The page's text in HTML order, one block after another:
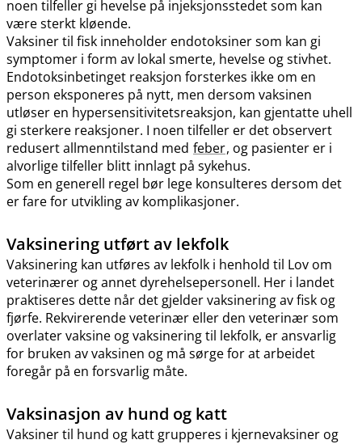
noen tilfeller gi hevelse på injeksjonsstedet som kan
være sterkt kløende.
Vaksiner til fisk inneholder endotoksiner som kan gi
symptomer i form av lokal smerte, hevelse og stivhet.
Endotoksinbetinget reaksjon forsterkes ikke om en
person eksponeres på nytt, men dersom vaksinen
utløser en hypersensitivitetsreaksjon, kan gjentatte uhell
gi sterkere reaksjoner. I noen tilfeller er det observert
redusert allmenntilstand med feber, og pasienter er i
alvorlige tilfeller blitt innlagt på sykehus.
Som en generell regel bør lege konsulteres dersom det
er fare for utvikling av komplikasjoner.
Vaksinering utført av lekfolk
Vaksinering kan utføres av lekfolk i henhold til Lov om
veterinærer og annet dyrehelsepersonell. Her i landet
praktiseres dette når det gjelder vaksinering av fisk og
fjørfe. Rekvirerende veterinær eller den veterinær som
overlater vaksine og vaksinering til lekfolk, er ansvarlig
for bruken av vaksinen og må sørge for at arbeidet
foregår på en forsvarlig måte.
Vaksinasjon av hund og katt
Vaksiner til hund og katt grupperes i kjernevaksiner og